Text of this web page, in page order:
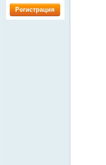
Регистрация